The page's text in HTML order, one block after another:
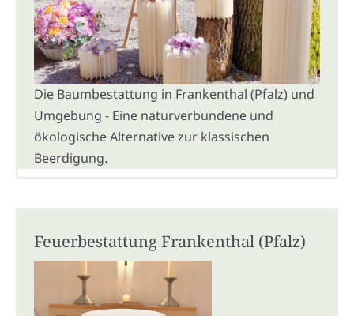
Die Baumbestattung in Frankenthal (Pfalz) und
Umgebung - Eine naturverbundene und
ökologische Alternative zur klassischen
Beerdigung.
Feuerbestattung Frankenthal (Pfalz)